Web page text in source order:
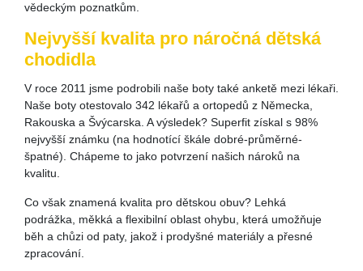
vědeckým poznatkům.
Nejvyšší kvalita pro náročná dětská
chodidla
V roce 2011 jsme podrobili naše boty také anketě mezi lékaři.
Naše boty otestovalo 342 lékařů a ortopedů z Německa,
Rakouska a Švýcarska. A výsledek? Superfit získal s 98%
nejvyšší známku (na hodnotící škále dobré-průměrné-
špatné). Chápeme to jako potvrzení našich nároků na
kvalitu.
Co však znamená kvalita pro dětskou obuv? Lehká
podrážka, měkká a flexibilní oblast ohybu, která umožňuje
běh a chůzi od paty, jakož i prodyšné materiály a přesné
zpracování.